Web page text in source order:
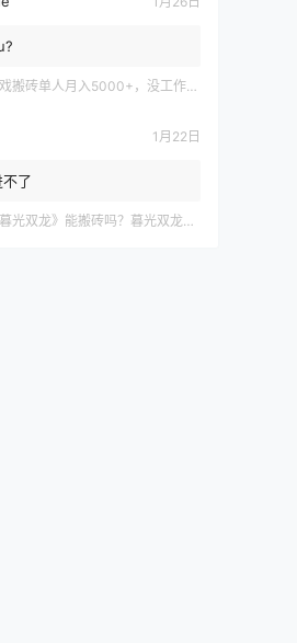
搬砖单人月入5000+，没工作在家一个人就能做
1月22日
了
光双龙》能搬砖吗？暮光双龙搬砖攻略教程